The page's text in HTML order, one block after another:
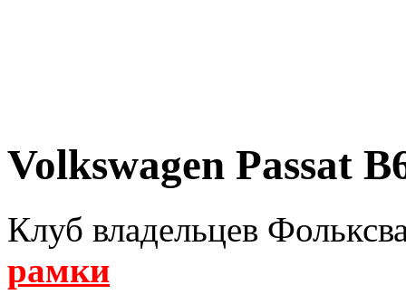
Volkswagen Passat
Клуб владельцев
рамки